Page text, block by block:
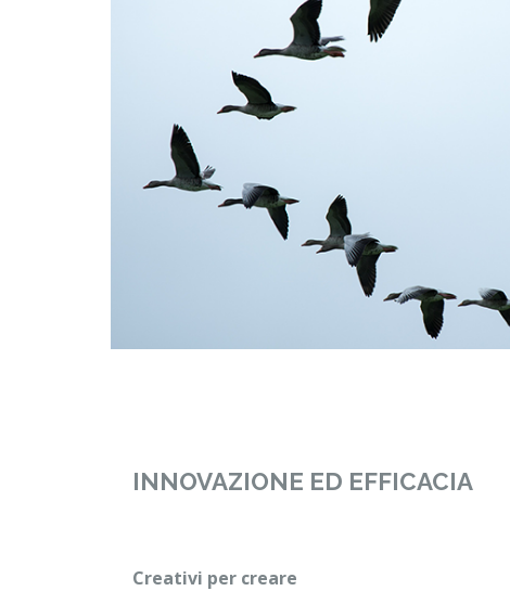
INNOVAZIONE ED EFFICACIA
Creativi per creare